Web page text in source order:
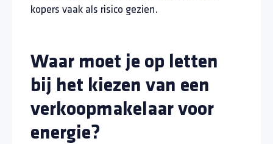
kopers vaak als risico gezien.
Waar moet je op letten
bij het kiezen van een
verkoopmakelaar voor
energie?